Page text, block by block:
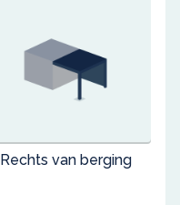
Rechts van berging